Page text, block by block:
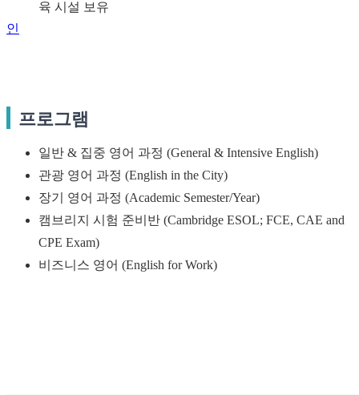
인
육 시설 보유
프로그램
일반 & 집중 영어 과정 (General & Intensive English)
관광 영어 과정 (English in the City)
장기 영어 과정 (Academic Semester/Year)
캠브리지 시험 준비반 (Cambridge ESOL; FCE, CAE and
CPE Exam)
비즈니스 영어 (English for Work)